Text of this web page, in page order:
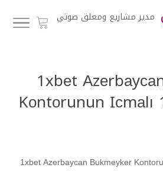
مدير مشاريع ومعلق صوتي
1xbеt
Kоntоrunun
1xbеt Аzеrbаyсаn Bukmеykеr